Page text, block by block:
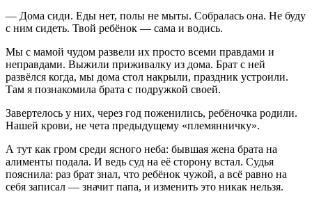
— Дома сиди. Еды нет, полы не мыты. Собралась она. Не буду
с ним сидеть. Твой ребёнок — сама и водись.
Мы с мамой чудом развели их просто всеми правдами и
неправдами. Выжили приживалку из дома. Брат с ней
развёлся когда, мы дома стол накрыли, праздник устроили.
Там я познакомила брата с подружкой своей.
Завертелось у них, через год поженились, ребёночка родили.
Нашей крови, не чета предыдущему «племянничку».
А тут как гром среди ясного неба: бывшая жена брата на
алименты подала. И ведь суд на её сторону встал. Судья
пояснила: раз брат знал, что ребёнок чужой, а всё равно на
себя записал — значит папа, и изменить это никак нельзя.